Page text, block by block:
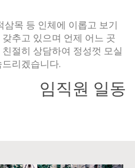
목 등 인체에 이롭고 보기
추고 있으며 언제 어느 곳
절히 상담하여 정성껏 모실
리겠습니다.
임직원 일동